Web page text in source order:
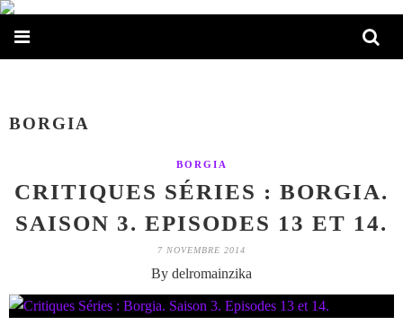
BORGIA
BORGIA
CRITIQUES SÉRIES : BORGIA.
SAISON 3. EPISODES 13 ET 14.
7 NOVEMBRE 2014
By delromainzika